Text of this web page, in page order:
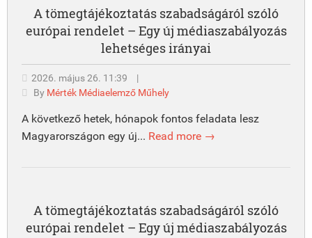
A tömegtájékoztatás szabadságáról szóló
európai rendelet – Egy új médiaszabályozás
lehetséges irányai
2026. május 26. 11:39
|
By Mérték Médiaelemző Műhely
A következő hetek, hónapok fontos feladata lesz
Magyarországon egy új... Read more →
A tömegtájékoztatás szabadságáról szóló
európai rendelet – Egy új médiaszabályozás